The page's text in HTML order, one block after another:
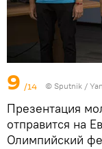
9 /14 © Sputnik /
Презентация
отправится на
Олимпийский